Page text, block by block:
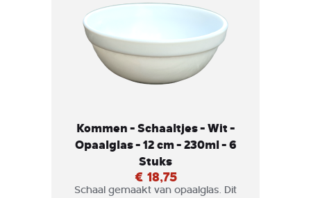
Kommen - Schaaltjes - Wit -
Opaalglas - 12 cm - 230ml - 6
Stuks
€ 18,75
Schaal gemaakt van opaalglas. Dit